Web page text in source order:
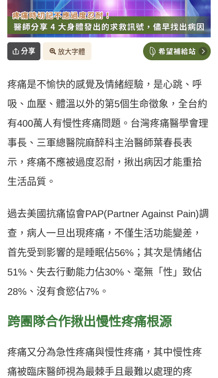
分享 放大字體
疼痛是不愉快的感覺及情緒經驗，是心跳、呼
吸、血壓、體溫以外的第5個生命徵象，全台約
有400萬人有慢性疼痛問題。台灣疼痛醫學會理
事長、三軍總醫院麻醉科主治醫師葉春長表
示，疼痛不應被過度忍耐，揪出病因才能重拾
生活品質。
過去美國抗痛協會PAP(Partner Against Pain)調
查，病人一旦出現疼痛，不僅生活功能變差，
首先受到影響的是睡眠佔56%；其次是情緒佔
51%、失去行動能力佔30%、毫無「性」致佔
28%、沒有食慾佔7%。
跨團隊合作揪出慢性疼痛根源
疼痛又分為急性疼痛與慢性疼痛，其中慢性疼
痛被臨床醫師視為最棘手且最難以處理的疼